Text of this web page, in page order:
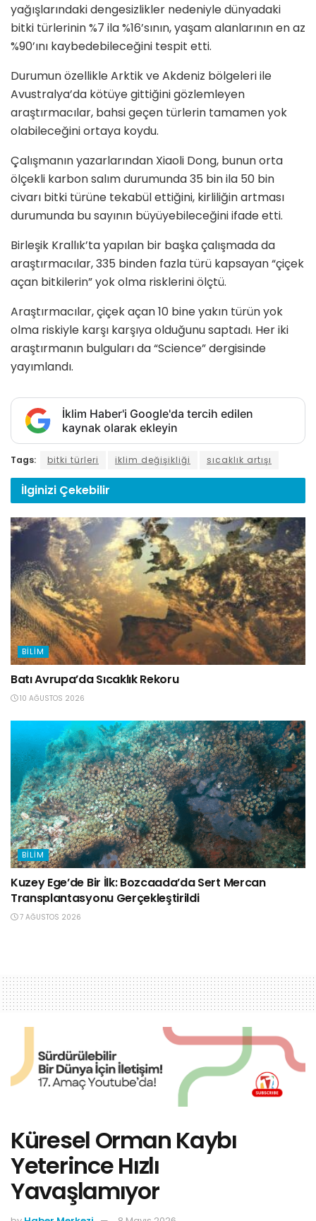
yağışlarındaki dengesizlikler nedeniyle dünyadaki
bitki türlerinin %7 ila %16’sının, yaşam alanlarının en az
%90’ını kaybedebileceğini tespit etti.
Durumun özellikle Arktik ve Akdeniz bölgeleri ile
Avustralya’da kötüye gittiğini gözlemleyen
araştırmacılar, bahsi geçen türlerin tamamen yok
olabileceğini ortaya koydu.
Çalışmanın yazarlarından Xiaoli Dong, bunun orta
ölçekli karbon salım durumunda 35 bin ila 50 bin
civarı bitki türüne tekabül ettiğini, kirliliğin artması
durumunda bu sayının büyüyebileceğini ifade etti.
Birleşik Krallık’ta yapılan bir başka çalışmada da
araştırmacılar, 335 binden fazla türü kapsayan “çiçek
açan bitkilerin” yok olma risklerini ölçtü.
Araştırmacılar, çiçek açan 10 bine yakın türün yok
olma riskiyle karşı karşıya olduğunu saptadı. Her iki
araştırmanın bulguları da “Science” dergisinde
yayımlandı.
İklim Haber'i Google'da tercih edilen
kaynak olarak ekleyin
Tags: bitki türleri iklim değişikliği sıcaklık artışı
İlginizi Çekebilir
BILIM
Batı Avrupa’da Sıcaklık Rekoru
10 AĞUSTOS 2026
BILIM
Kuzey Ege’de Bir İlk: Bozcaada’da Sert Mercan
Transplantasyonu Gerçekleştirildi
7 AĞUSTOS 2026
Küresel Orman Kaybı
Yeterince Hızlı
Yavaşlamıyor